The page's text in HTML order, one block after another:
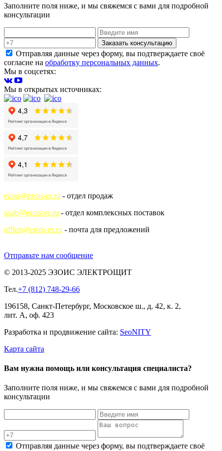
Заполните поля ниже, и мы свяжемся с вами для подробной
консультации
Заказать консультацию
Отправляя данные через форму, вы подтверждаете своё
согласие на обработку персональных данных.
Мы в соцсетях:
Мы в открытых источниках:
ezois@ezois-es.ru - отдел продаж
snab@ezois-es.ru - отдел комплексных поставок
office@ezois-es.ru - почта для предложений
Отправьте нам сообщение
© 2013-2025 ЭЗОИС ЭЛЕКТРОЩИТ
Тел.+7 (812) 748-29-66
196158, Санкт-Петербург, Московское ш., д. 42, к. 2,
лит. А, оф. 423
Разработка и продвижение сайта: SeoNITY
Карта сайта
Вам нужна помощь или консультация специалиста?
Заполните поля ниже, и мы свяжемся с вами для подробной
консультации
Отправляя данные через форму, вы подтверждаете своё